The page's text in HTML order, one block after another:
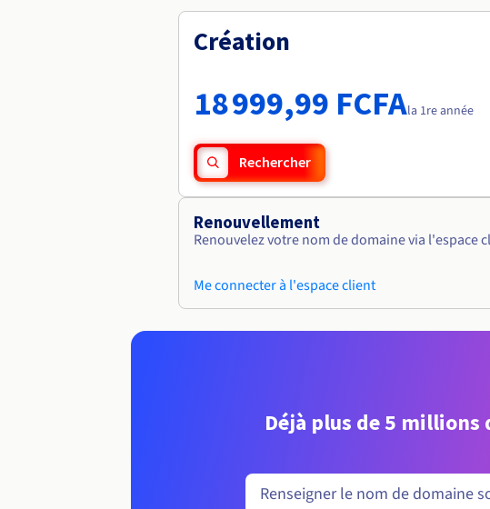
Création
18 999,99 FCFAla 1re année
Rechercher
Renouvellement
Renouvelez votre nom de domaine via l'espace
Me connecter à l'espace client
Déjà plus de 5 millions